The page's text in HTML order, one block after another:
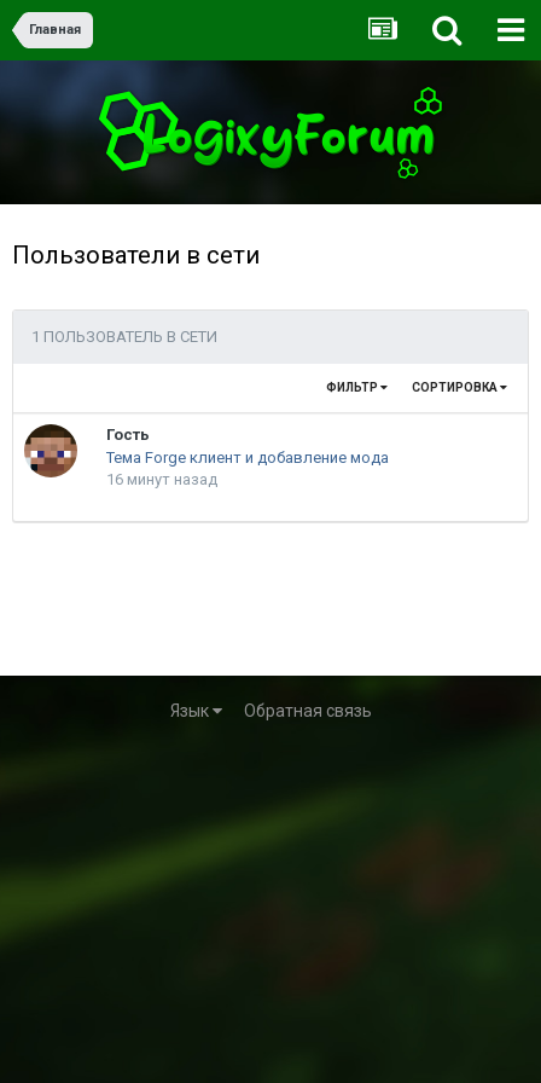
Главная
Пользователи в сети
1 ПОЛЬЗОВАТЕЛЬ В СЕТИ
СОРТИРОВКА
ФИЛЬТР
Гость
Тема Forge клиент и добавление мода
16 минут назад
Язык Обратная связь